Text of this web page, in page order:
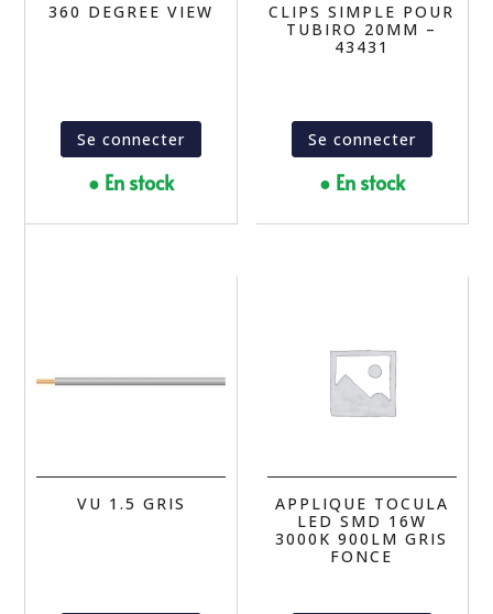
360 DEGREE VIEW
Se connecter
● En stock
CLIPS SIMPLE POUR
TUBIRO 20MM –
43431
Se connecter
● En stock
VU 1.5 GRIS
APPLIQUE TOCULA
LED SMD 16W
3000K 900LM GRIS
FONCE